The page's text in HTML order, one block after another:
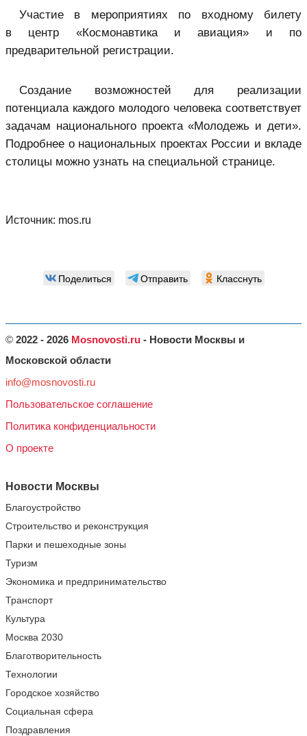
Участие в мероприятиях по входному билету
в центр «Космонавтика и авиация» и по
предварительной регистрации.
Создание возможностей для реализации
потенциала каждого молодого человека соответствует
задачам национального проекта «Молодежь и дети».
Подробнее о национальных проектах России и вкладе
столицы можно узнать на специальной странице.
Источник: mos.ru
Поделиться Отправить Класснуть
© 2022 - 2026 Mosnovosti.ru - Новости Москвы и
Московской области
info@mosnovosti.ru
Пользовательское соглашение
Политика конфиденциальности
О проекте
Новости Москвы
Благоустройство
Строительство и реконструкция
Парки и пешеходные зоны
Туризм
Экономика и предпринимательство
Транспорт
Культура
Москва 2030
Благотворительность
Технологии
Городское хозяйство
Социальная сфера
Поздравления